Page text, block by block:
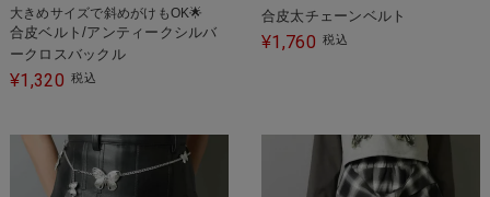
大きめサイズで斜めがけもOK🌟
合皮ベルト/アンティークシルバ
ークロスバックル
¥1,320 税込
合皮太チェーンベルト
¥1,760 税込